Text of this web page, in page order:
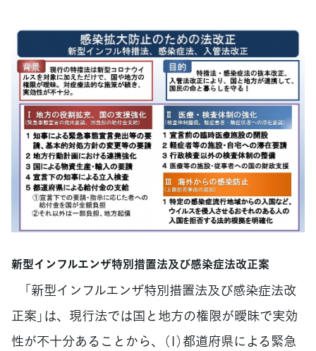
新型インフルエンザ特別措置法及び感染症法改正案
「新型インフルエンザ特別措置法及び感染症法改
正案」は、現行法では国と地方の権限が曖昧で実効
性が不十分あることから、（1）都道府県による緊急